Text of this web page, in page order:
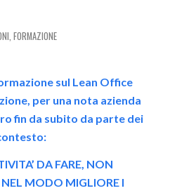
, FORMAZIONE
sul Lean Office
per una nota azienda
fin da subito da parte dei
DA FARE, NON
MODO MIGLIORE I